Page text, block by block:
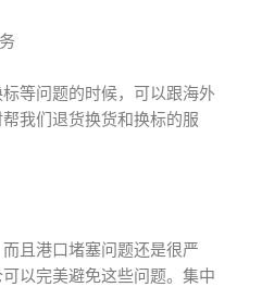
等问题的时候，可以跟海外
我们退货换货和换标的服
且港口堵塞问题还是很严
以完美避免这些问题。集中